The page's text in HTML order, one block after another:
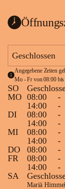
Geschlossen
Angegebene Zeiten
Mo - Fr von 08:00 bis
SO
MO 08:00 -
14:00
-
DI
08:00 -
14:00
-
MI
08:00 -
14:00
-
DO
08:00 -
FR
08:00 -
14:00
-
SA
Mariä